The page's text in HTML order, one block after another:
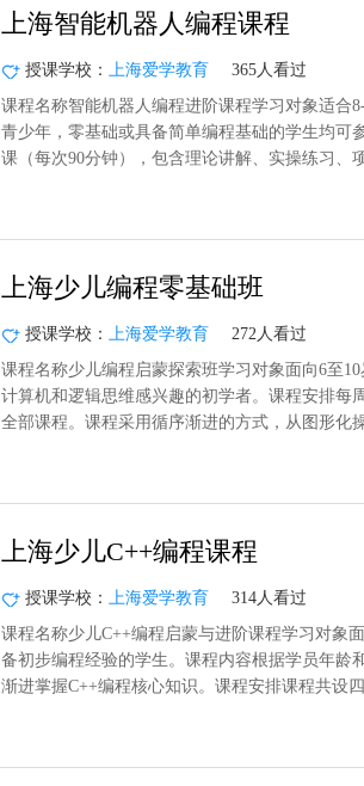
上海智能机器人编程课程
授课学校： 上海爱学教育
365人看过
课程名称智能机器人编程进阶课程学习对象适合
青少年，零基础或具备简单编程基础的学生均可
课（每次90分钟），包含理论讲解、实操练习、
上海少儿编程零基础班
授课学校： 上海爱学教育
272人看过
课程名称少儿编程启蒙探索班学习对象面向6至
计算机和逻辑思维感兴趣的初学者。课程安排每
全部课程。课程采用循序渐进的方式，从图形化
上海少儿C++编程课程
授课学校： 上海爱学教育
314人看过
课程名称少儿C++编程启蒙与进阶课程学习对象
备初步编程经验的学生。课程内容根据学员年龄
渐进掌握C++编程核心知识。课程安排课程共设